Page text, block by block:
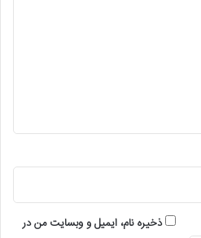
ذخیره نام، ایمیل و وبسایت من در